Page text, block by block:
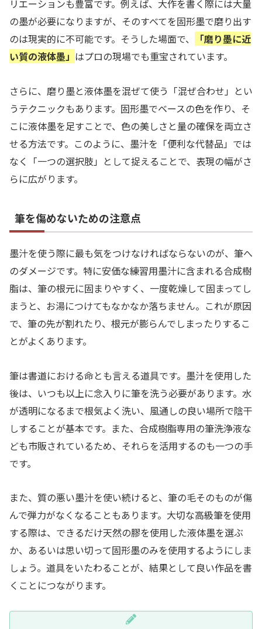
リエーションも豊富です。例えば、大作を書く際には大量
の墨が必要になりますが、そのすべてを固形墨で磨り出す
のは現実的に不可能です。そうした場面で、
「磨り墨に近
い質の液体墨」 はプロの現場でも重宝されています。
さらに、磨り墨と液体墨を混ぜて使う「混ぜ合わせ」とい
うテクニックもあります。固形墨でベースの色を作り、そ
こに液体墨を足すことで、色の美しさと量の確保を両立さ
せる方法です。このように、墨汁を「便利な代替品」では
なく「一つの選択肢」として捉えることで、表現の幅がさ
らに広がります。
筆を傷めないための注意点
墨汁を使う際に最も気をつけなければならないのが、筆へ
のダメージです。特に安価な練習用墨汁に含まれる合成樹
脂は、筆の根元に固まりやすく、一度乾燥して固まってし
まうと、お湯につけてもなかなか落ちません。これが原因
で、筆の先が割れたり、根元が膨らんでしまったりするこ
とがよくあります。
筆は書道における命とも言える道具です。墨汁を使用した
後は、いつも以上に念入りに筆を洗う必要があります。水
が透明になるまで根気よく洗い、風通しの良い場所で陰干
しすることが基本です。また、合成樹脂専用の筆洗浄液な
ども市販されているため、それらを活用するのも一つの手
です。
また、質の悪い墨汁を使い続けると、筆の毛そのものが傷
んで弾力がなくなることもあります。大切な高級筆を使用
する際は、できるだけ天然の膠を使用した液体墨を選ぶ
か、あるいは思い切って固形墨のみを使用するようにしま
しょう。道具をいたわることが、結果として良い作品を書
くことにつながります。